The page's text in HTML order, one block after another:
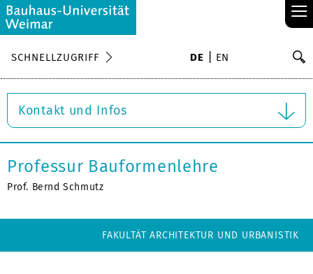
≡
SCHNELLZUGRIFF DE EN
Kontakt und Infos
Professur Bauformenlehre
Prof. Bernd Schmutz
FAKULTÄT ARCHITEKTUR UND URBANISTIK